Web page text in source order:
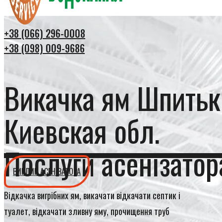
+38 (066) 296-0008
+38 (098) 009-9686
Викачка ям
Киевская обл.
Послуги
ВИКЛИК АСЕНІЗАТОРА
Відкачка вигрібних ям, викачати відкачати септик і
туалет, відкачати зливну яму, прочищення труб